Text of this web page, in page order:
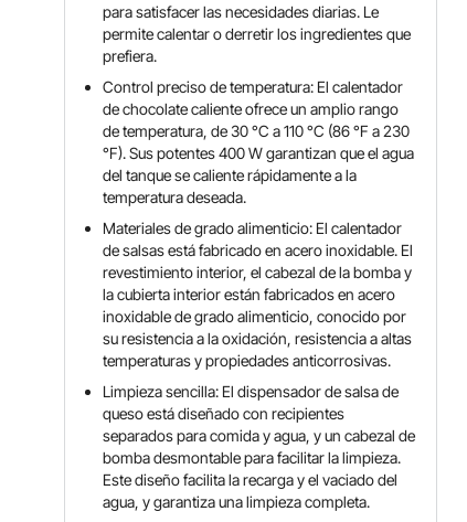
para satisfacer las necesidades diarias. Le
permite calentar o derretir los ingredientes que
prefiera.
Control preciso de temperatura: El calentador
de chocolate caliente ofrece un amplio rango
de temperatura, de 30 °C a 110 °C (86 °F a 230
°F). Sus potentes 400 W garantizan que el agua
del tanque se caliente rápidamente a la
temperatura deseada.
Materiales de grado alimenticio: El calentador
de salsas está fabricado en acero inoxidable. El
revestimiento interior, el cabezal de la bomba y
la cubierta interior están fabricados en acero
inoxidable de grado alimenticio, conocido por
su resistencia a la oxidación, resistencia a altas
temperaturas y propiedades anticorrosivas.
Limpieza sencilla: El dispensador de salsa de
queso está diseñado con recipientes
separados para comida y agua, y un cabezal de
bomba desmontable para facilitar la limpieza.
Este diseño facilita la recarga y el vaciado del
agua, y garantiza una limpieza completa.